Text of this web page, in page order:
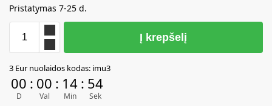
Pristatymas 7-25 d.
Į krepšelį
l
t
3 Eur nuolaidos kodas: imu3
00
D
: 00
Val
: 14
Min
: 54
Sek